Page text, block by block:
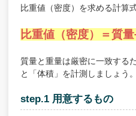
比重値（密度）を求める計算
比重値（密度）＝質
質量と重量は厳密に一致する
と「体積」を計測しましょう。
step.1 用意するもの